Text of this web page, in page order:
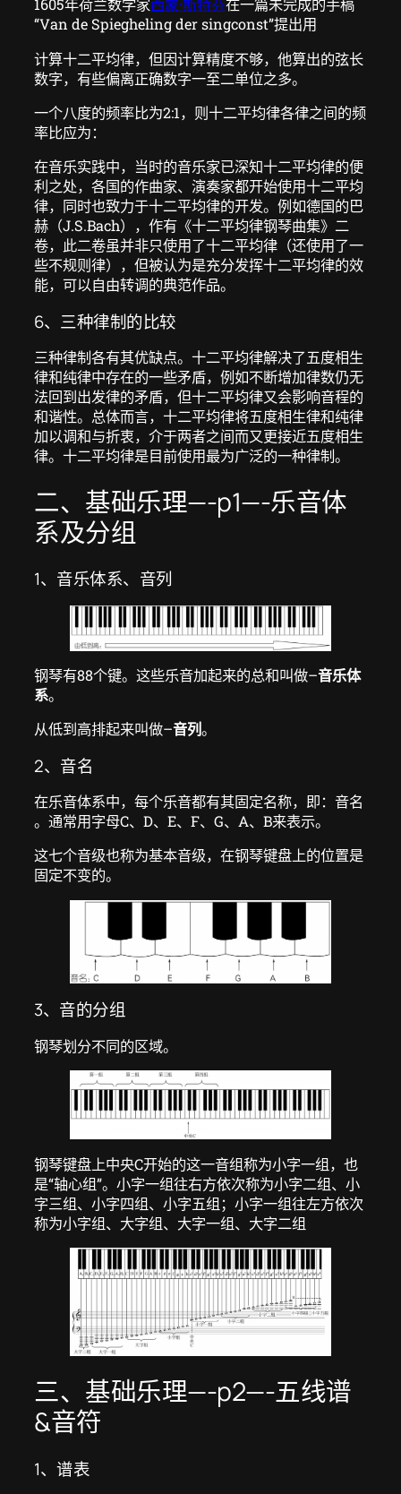
1605年荷兰数学家西蒙·斯特芬在一篇未完成的手稿
“Van de Spiegheling der singconst”提出用
计算十二平均律，但因计算精度不够，他算出的弦长
数字，有些偏离正确数字一至二单位之多。
一个八度的频率比为2:1，则十二平均律各律之间的频
率比应为：
在音乐实践中，当时的音乐家已深知十二平均律的便
利之处，各国的作曲家、演奏家都开始使用十二平均
律，同时也致力于十二平均律的开发。例如德国的巴
赫（J.S.Bach），作有《十二平均律钢琴曲集》二
卷，此二卷虽并非只使用了十二平均律（还使用了一
些不规则律），但被认为是充分发挥十二平均律的效
能，可以自由转调的典范作品。
6、三种律制的比较
三种律制各有其优缺点。十二平均律解决了五度相生
律和纯律中存在的一些矛盾，例如不断增加律数仍无
法回到出发律的矛盾，但十二平均律又会影响音程的
和谐性。总体而言，十二平均律将五度相生律和纯律
加以调和与折衷，介于两者之间而又更接近五度相生
律。十二平均律是目前使用最为广泛的一种律制。
二、基础乐理—-p1—-乐音体
系及分组
1、音乐体系、音列
钢琴有88个键。这些乐音加起来的总和叫做–音乐体
系。
从低到高排起来叫做–音列。
2、音名
在乐音体系中，每个乐音都有其固定名称，即：音名
。通常用字母C、D、E、F、G、A、B来表示。
这七个音级也称为基本音级，在钢琴键盘上的位置是
固定不变的。
3、音的分组
钢琴划分不同的区域。
钢琴键盘上中央C开始的这一音组称为小字一组，也
是“轴心组”。小字一组往右方依次称为小字二组、小
字三组、小字四组、小字五组；小字一组往左方依次
称为小字组、大字组、大字一组、大字二组
三、基础乐理—-p2—-五线谱
&音符
1、谱表